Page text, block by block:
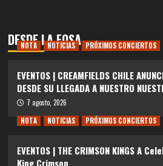
DESDE LA FOSA
NOTA NOTICIAS PRÓXIMOS CONCIERTOS
EVENTOS | CREAMFIELDS CHILE
DESDE SU LLEGADA A NUESTRO
7 agosto, 2026
NOTA
NOTICIAS PRÓXIMOS CONCIERTOS
EVENTOS | THE CRIMSON KINGS A
King Crimson